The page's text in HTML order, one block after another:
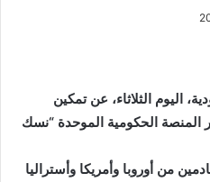
اليوم الثلاثاء، عن تمكين
المنصة الحكومية الموحدة “نسك
من أوروبا وأمريكا وأستراليا